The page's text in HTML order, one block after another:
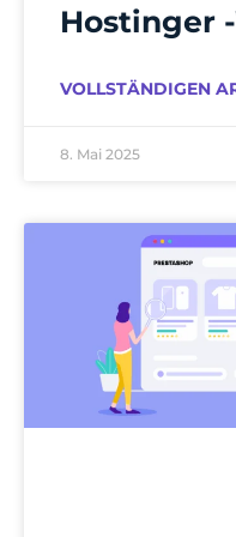
Hostinger
VOLLSTÄNDIGEN
8. Mai 2025